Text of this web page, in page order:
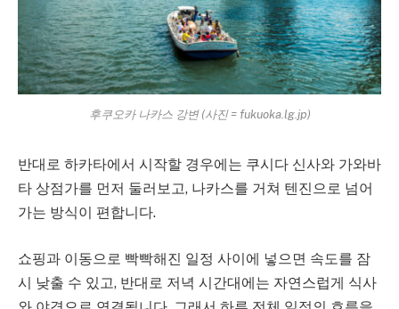
후쿠오카 나카스 강변 (사진 = fukuoka.lg.jp)
반대로 하카타에서 시작할 경우에는 쿠시다 신사와 가와바
타 상점가를 먼저 둘러보고, 나카스를 거쳐 텐진으로 넘어
가는 방식이 편합니다.
쇼핑과 이동으로 빡빡해진 일정 사이에 넣으면 속도를 잠
시 낮출 수 있고, 반대로 저녁 시간대에는 자연스럽게 식사